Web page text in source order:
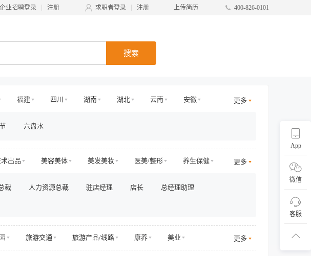
企业招聘登录 注册 求职者登录 注册 上传简历 400-826-0101
搜索
App
微信
客服
福建 四川 湖南 湖北 云南
安徽
六盘水
更多
出品 美容美体 美发美妆 医美/整形
养生保健
市场/运营 销售/商务拓展 收益/预订
客服及支持
裁 人力资源总裁 驻店经理 店长
总经理助理
更多
旅游交通 旅游产品/线路 康养
美业
用/服装 食品/饮料 商务服务
金融/投融资
更多